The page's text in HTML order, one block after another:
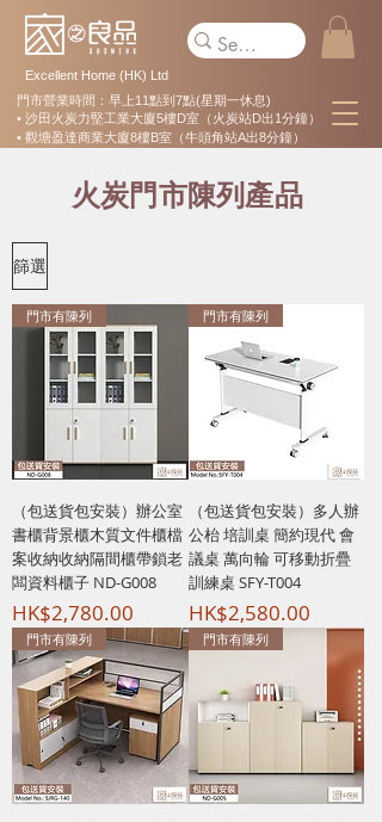
Excellent Home (HK) Ltd
門市營業時間：早上11點到7點(星期一休息)
• 沙田火炭力堅工業大廈5樓D室（火炭站D出1分鐘）
• 觀塘盈達商業大廈8樓B室（牛頭角站A出8分鐘）
火炭門市陳列產品
篩選
門市有陳列
（包送貨包安裝）辦公室
書櫃背景櫃木質文件櫃檔
案收納收納隔間櫃帶鎖老
闆資料櫃子 ND-G008
價格
HK$2,780.00
門市有陳列
（包送貨包安裝）多人辦
公枱 培訓桌 簡約現代 會
議桌 萬向輪 可移動折疊
訓練桌 SFY-T004
價格
HK$2,580.00
門市有陳列 門市有陳列